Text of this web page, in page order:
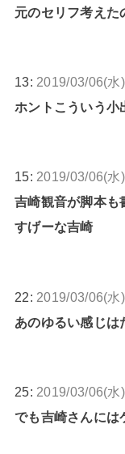
元のセリフ考えた
13: 2019/03/06(水
ホントこういう小
15: 2019/03/06(水
吉崎観音が脚本も
すげーな吉崎
22: 2019/03/06(水
あのゆるい感じは
25: 2019/03/06(水
でも吉崎さんには